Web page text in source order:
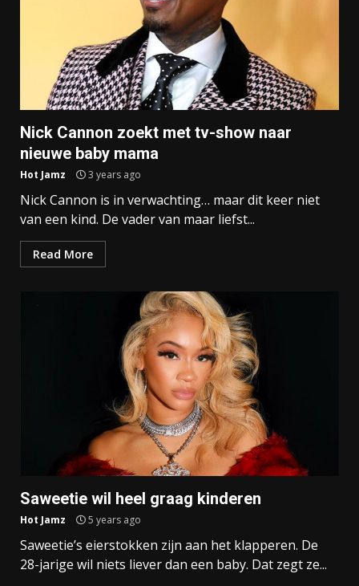
Nick Cannon zoekt met tv-show naar
nieuwe baby mama
Hot Jamz 3 years ago
Nick Cannon is in verwachting… maar dit keer niet
van een kind. De vader van maar liefst...
Read More
Saweetie wil heel graag kinderen
Hot Jamz 5 years ago
Saweetie’s eierstokken zijn aan het klapperen. De
28-jarige wil niets liever dan een baby. Dat zegt ze...